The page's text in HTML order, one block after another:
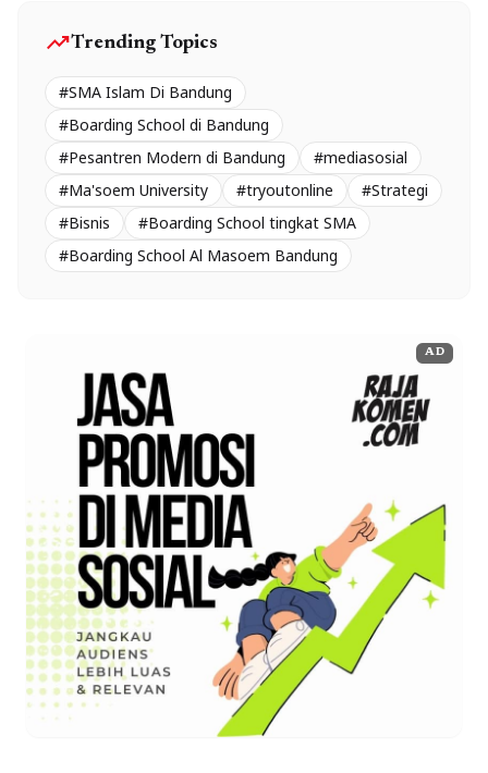
trending_upTrending Topics
#SMA Islam Di Bandung
#Boarding School di Bandung
#Pesantren Modern di Bandung
#mediasosial
#Ma'soem University
#tryoutonline
#Strategi
#Bisnis
#Boarding School tingkat SMA
#Boarding School Al Masoem Bandung
AD